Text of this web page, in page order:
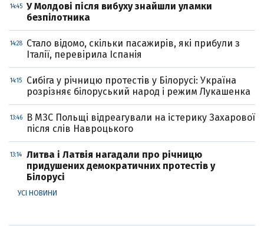
14:45 У Молдові після вибуху знайшли уламки
безпілотника
14:28
Стало відомо, скільки пасажирів, які прибули з
Італії, перевірила Іспанія
14:15
Сибіга у річницю протестів у Білорусі: Україна
розрізняє білоруський народ і режим Лукашенка
13:46
В МЗС Польщі відреагували на істерику Захарової
після слів Навроцького
13:14
Литва і Латвія нагадали про річницю
придушених демократичних протестів у
Білорусі
УСІ НОВИНИ